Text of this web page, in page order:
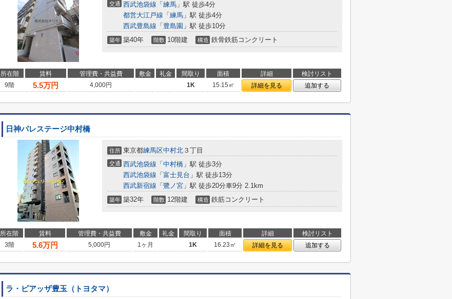
交通 西武池袋線 「 練馬 」駅 徒歩4分
都営大江戸線 「 練馬 」駅 徒歩4分
西武豊島線 「 豊島園 」駅 徒歩10分
築年 築40年 階数 10階建 構造 鉄骨鉄筋コンクリート
所在階 賃料 管理費・共益費 敷金 礼金 間取り 面積 詳細
検討リスト
9階
5.5万円 4,000円 1K 15.15㎡ 詳細を見る 追加する
日神パレステージ中村橋
住所 東京都練馬区中村北 ３丁目
交通 西武池袋線 「 中村橋 」駅 徒歩3分
西武池袋線 「 富士見台 」駅 徒歩13分
西武新宿線 「 鷺ノ宮 」駅 徒歩20分車9分 2.1km
築年 築32年 階数 12階建 構造 鉄筋コンクリート
所在階 賃料 管理費・共益費 敷金 礼金 間取り 面積 詳細
検討リスト
3階
5.6万円 5,000円 1ヶ月 1K 16.23㎡ 詳細を見る 追加する
ラ・ピアッザ豊玉（トヨタマ）